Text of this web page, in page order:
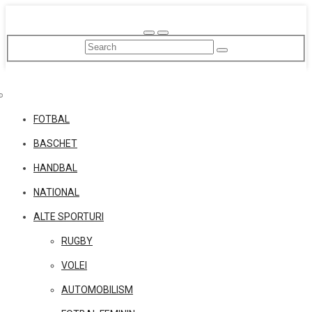
content
FOTBAL
BASCHET
HANDBAL
NATIONAL
ALTE SPORTURI
RUGBY
VOLEI
AUTOMOBILISM